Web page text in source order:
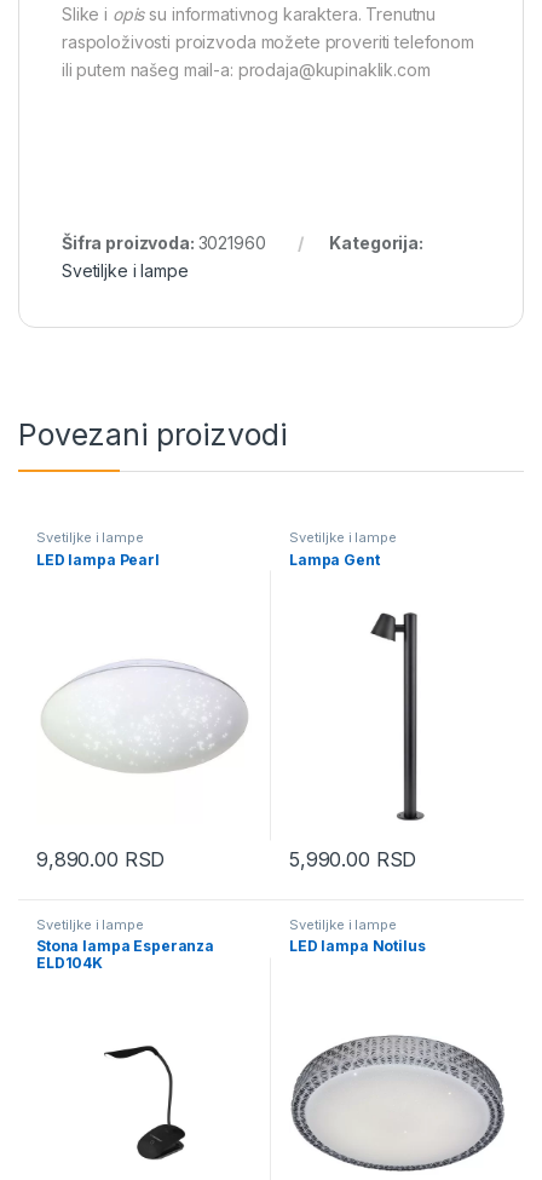
Slike i opissu informativnog karaktera. Trenutnu
raspoloživosti proizvoda možete proveriti telefonom
ili putem našeg mail-a: prodaja@kupinaklik.com
Šifra proizvoda: 3021960
Kategorija:
Svetiljke i lampe
Povezani proizvodi
Svetiljke i lampe
LED lampa Pearl
9,890.00 RSD
Svetiljke i lampe
Lampa Gent
5,990.00 RSD
Svetiljke i lampe
Stona lampa Esperanza
ELD104K
Svetiljke i lampe
LED lampa Notilus